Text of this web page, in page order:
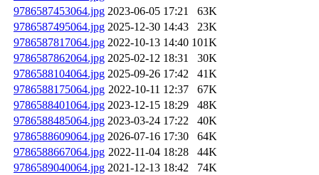
9786587453064.jpg 2023-06-05 17:21
63K
9786587495064.jpg 2025-12-30 14:43
23K
9786587817064.jpg 2022-10-13 14:40 101K
9786587862064.jpg 2025-02-12 18:31
30K
9786588104064.jpg 2025-09-26 17:42
41K
9786588175064.jpg 2022-10-11 12:37
67K
9786588401064.jpg 2023-12-15 18:29
48K
9786588485064.jpg 2023-03-24 17:22
40K
9786588609064.jpg 2026-07-16 17:30
64K
9786588667064.jpg 2022-11-04 18:28
44K
9786589040064.jpg 2021-12-13 18:42
74K